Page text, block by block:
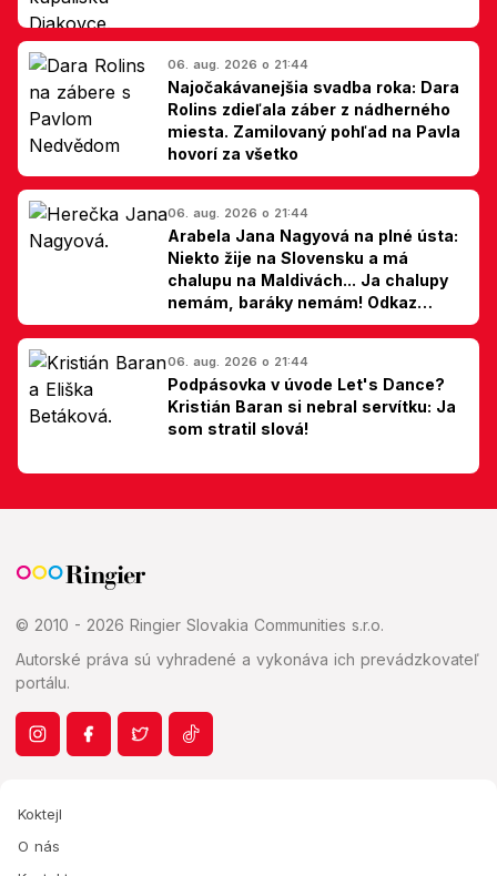
06. aug. 2026 o 21:44
Najočakávanejšia svadba roka: Dara
Rolins zdieľala záber z nádherného
miesta. Zamilovaný pohľad na Pavla
hovorí za všetko
06. aug. 2026 o 21:44
Arabela Jana Nagyová na plné ústa:
Niekto žije na Slovensku a má
chalupu na Maldivách... Ja chalupy
nemám, baráky nemám! Odkaz
Slovákom
06. aug. 2026 o 21:44
Podpásovka v úvode Let's Dance?
Kristián Baran si nebral servítku: Ja
som stratil slová!
© 2010 - 2026 Ringier Slovakia Communities s.r.o.
Autorské práva sú vyhradené a vykonáva ich prevádzkovateľ
portálu.
Koktejl
O nás